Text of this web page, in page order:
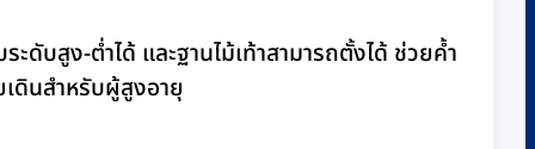
ดับสูง-ต่ำได้ และฐานไม้เท้าสามารถตั้งได้ ช่วยค้ำ
ดินสำหรับผู้สูงอายุ